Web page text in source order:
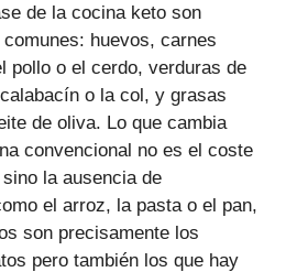
de la cocina keto son
huevos, carnes
pollo o el cerdo, verduras de
o la col, y grasas
de oliva. Lo que cambia
convencional no es el coste
la ausencia de
el arroz, la pasta o el pan,
son precisamente los
pero también los que hay